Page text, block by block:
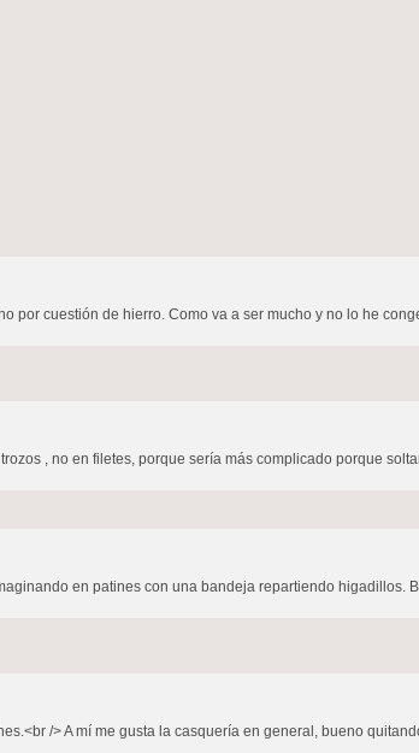
por cuestión de hierro. Como va a ser mucho y no lo he
, no en filetes, porque sería más complicado porque
en patines con una bandeja repartiendo higadillos.
/> A mí me gusta la casquería en general, bueno